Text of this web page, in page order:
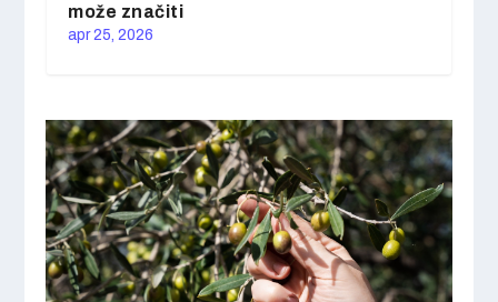
može značiti
apr 25, 2026